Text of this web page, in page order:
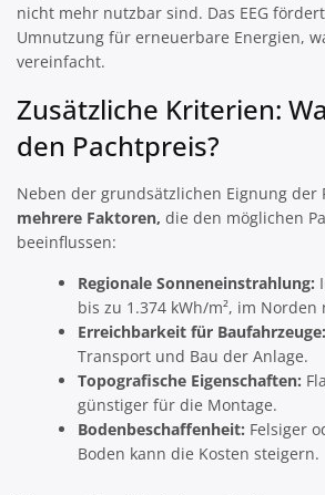
nicht mehr nutzbar sind. Das EEG
Umnutzung für erneuerbare Energien,
vereinfacht.
Zusätzliche Kriterien:
den Pachtpreis?
Neben der grundsätzlichen Eignung der
mehrere Faktoren, die den möglichen
beeinflussen:
Regionale Sonneneinstrahlung:
bis zu 1.374 kWh/m², im Norden
Erreichbarkeit für Baufahrzeuge:
Transport und Bau der Anlage.
Topografische Eigenschaften:
günstiger für die Montage.
Bodenbeschaffenheit: Felsiger
Boden kann die Kosten steigern.